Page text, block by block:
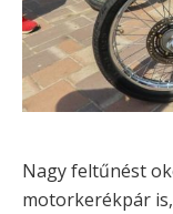
Nagy feltűnést
motorkerékpár